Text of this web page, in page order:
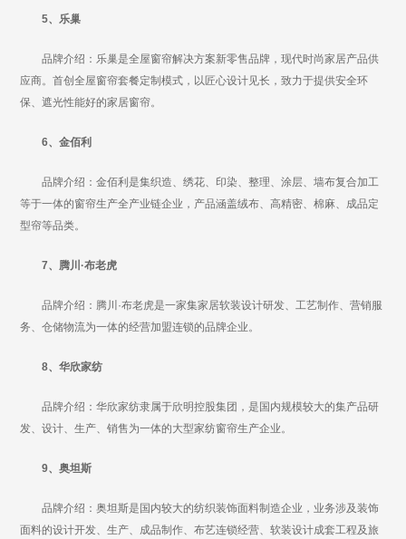
5、乐巢
品牌介绍：乐巢是全屋窗帘解决方案新零售品牌，现代时尚家居产品供
应商。首创全屋窗帘套餐定制模式，以匠心设计见长，致力于提供安全环
保、遮光性能好的家居窗帘。
6、金佰利
品牌介绍：金佰利是集织造、绣花、印染、整理、涂层、墙布复合加工
等于一体的窗帘生产全产业链企业，产品涵盖绒布、高精密、棉麻、成品定
型帘等品类。
7、腾川·布老虎
品牌介绍：腾川·布老虎是一家集家居软装设计研发、工艺制作、营销服
务、仓储物流为一体的经营加盟连锁的品牌企业。
8、华欣家纺
品牌介绍：华欣家纺隶属于欣明控股集团，是国内规模较大的集产品研
发、设计、生产、销售为一体的大型家纺窗帘生产企业。
9、奥坦斯
品牌介绍：奥坦斯是国内较大的纺织装饰面料制造企业，业务涉及装饰
面料的设计开发、生产、成品制作、布艺连锁经营、软装设计成套工程及旅